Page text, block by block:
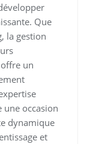
Que
la gestion
un
une occasion
dynamique
et